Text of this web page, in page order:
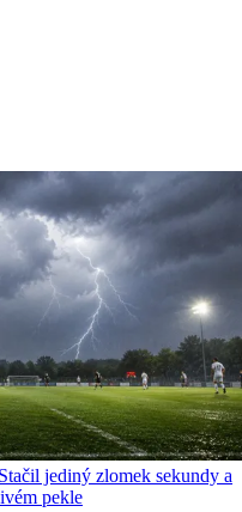
jediný zlomek sekundy a
pekle